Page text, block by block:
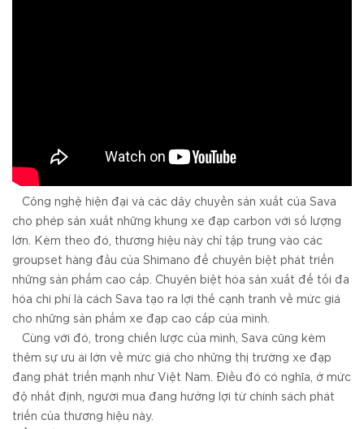
Công nghệ hiện đại và các dây chuyền sản xuất của Sava
cho phép sản xuất những khung xe đạp carbon với số lượng
lớn. Kèm theo đó, thương hiệu này chỉ tập trung vào các
groupset hàng đầu của Shimano để chuyên biệt phát triển
những sản phẩm cao cấp. Chuyên biệt hóa sản xuất để tối đa
hóa chi phí là cách Sava tạo ra lợi thế cạnh tranh về mức giá
cho những sản phẩm xe đạp cao cấp của mình.
Cùng với đó, trong chiến lược của mình, Sava cũng kèm
thêm sự ưu ái lớn về mức giá cho những thị trường xe đạp
đang phát triển mạnh như Việt Nam. Điều đó có nghĩa, ở mức
độ nhất định, người mua đang hưởng lợi từ chính sách phát
triển của thương hiệu này.